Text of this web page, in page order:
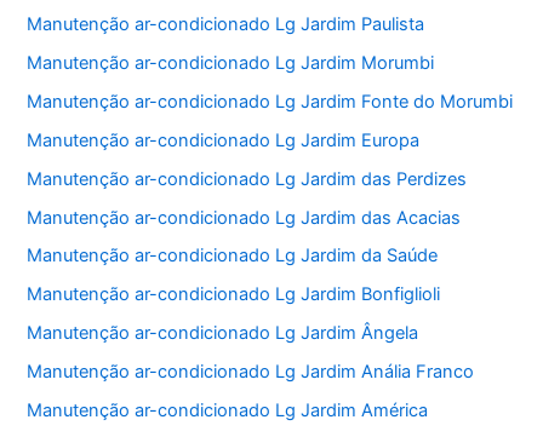
Manutenção ar-condicionado Lg Jardim Paulista
Manutenção ar-condicionado Lg Jardim Morumbi
Manutenção ar-condicionado Lg Jardim Fonte do Morumbi
Manutenção ar-condicionado Lg Jardim Europa
Manutenção ar-condicionado Lg Jardim das Perdizes
Manutenção ar-condicionado Lg Jardim das Acacias
Manutenção ar-condicionado Lg Jardim da Saúde
Manutenção ar-condicionado Lg Jardim Bonfiglioli
Manutenção ar-condicionado Lg Jardim Ângela
Manutenção ar-condicionado Lg Jardim Anália Franco
Manutenção ar-condicionado Lg Jardim América